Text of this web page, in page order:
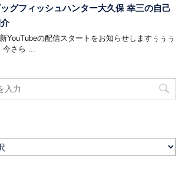
ッグフィッシュハンター大久保 幸三の自己
YouTubeの配信スタートをお知らせしますぅぅぅ
今さら ...